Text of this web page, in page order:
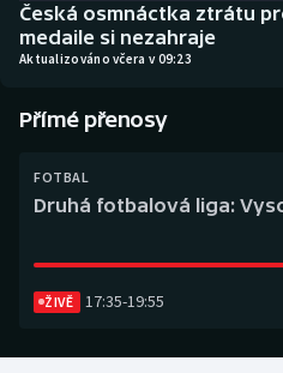
Biatlon
Curling
Florbal
Aplikace ČT sport
Česká osmnáctka ztrátu
medaile si nezahraje
Aktualizováno včera v 09:23
Přímé přenosy
FOTBAL
Druhá fotbalová liga:
ŽIVĚ 17:35-19:55